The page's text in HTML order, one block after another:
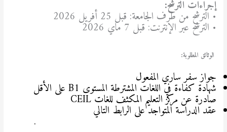
إجراءات الترشح:
• الترشح من طرف الجامعة: قبل 25 أفريل 2026
• الترشح عبر الإنترنت: قبل 7 ماي 2026
الوثائق المطلوبة:
جواز سفر ساري المفعول
شهادة كفاءة في اللغات المشترطة المستوى B1 على الأقل
صادرة عن مركز التعليم المكثف للغات CEIL
عقد الدراسة المتواجد على الرابط التالي
to use the Learning Agreement for Studies
.